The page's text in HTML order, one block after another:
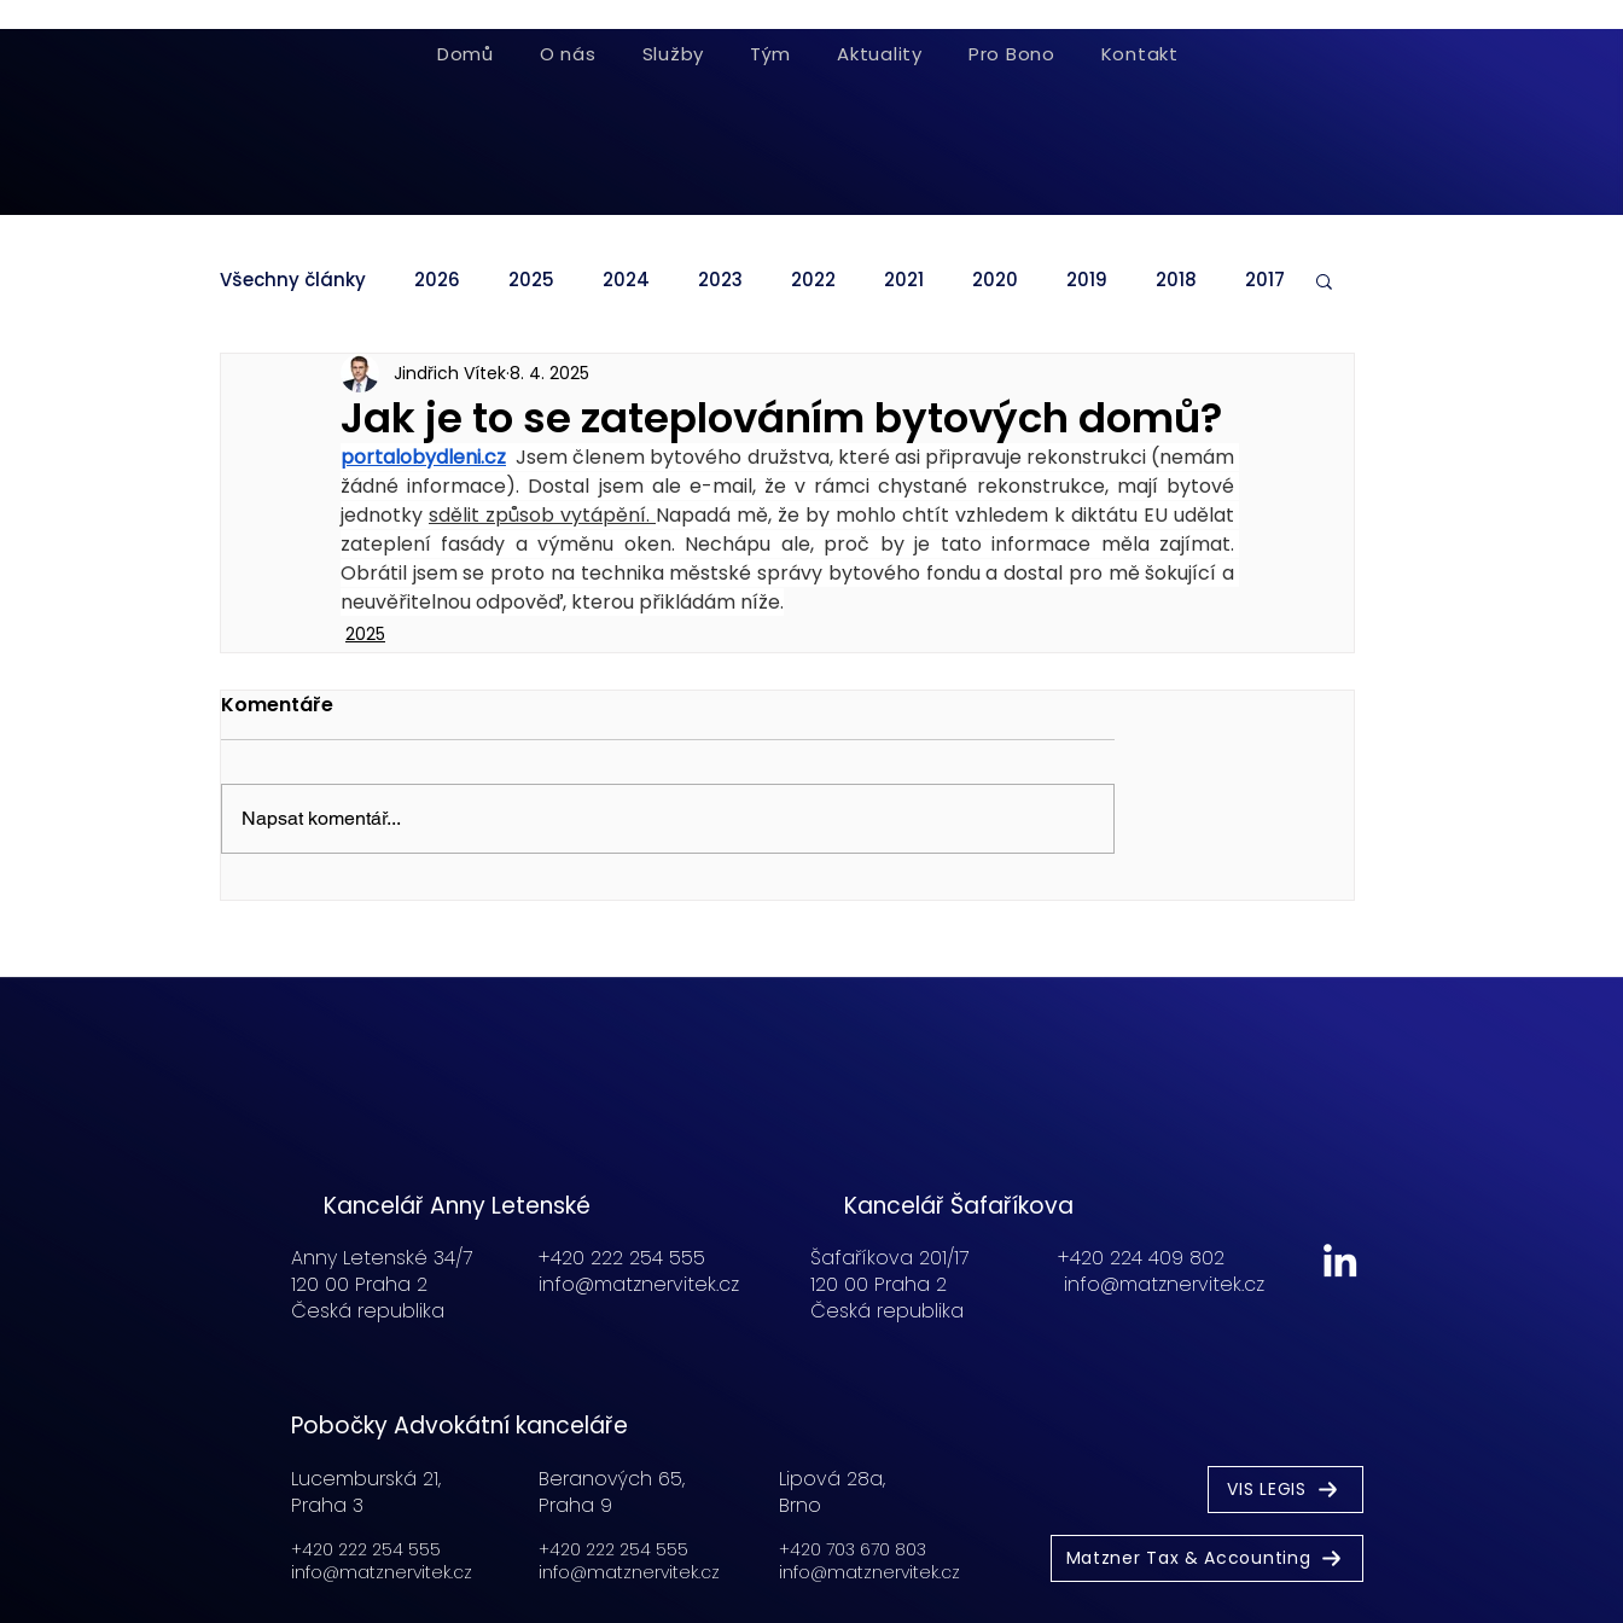
Domů O nás Služby Tým Aktuality Pro Bono Kontakt
Všechny články 2026 2025 2024 2023 2022 2021 2020 2019 2018 2017
Jak je to se zateplováním bytových domů?
Jindřich Vítek8. 4. 2025
portalobydleni.cz Jsem členem bytového družstva, které asi připravuje rekonstrukci (nemám
žádné informace). Dostal jsem ale e-mail, že v rámci chystané rekonstrukce, mají bytové
jednotky sdělit způsob vytápění. Napadá mě, že by mohlo chtít vzhledem k diktátu EU udělat
zateplení fasády a výměnu oken. Nechápu ale, proč by je tato informace měla zajímat.
Obrátil jsem se proto na technika městské správy bytového fondu a dostal pro mě šokující a
neuvěřitelnou odpověď, kterou přikládám níže.
2025
Komentáře
Napsat komentář...
Kancelář Anny Letenské
Anny Letenské 34/7
120 00 Praha 2
Česká republika
+420 222 254 555
info@matznervitek.cz
Kancelář Šafaříkova
Šafaříkova 201/17
120 00 Praha 2
Česká republika
+420 224 409 802
info@matznervitek.cz
Pobočky Advokátní kanceláře
Lucemburská 21,
Praha 3
+420 222 254 555
info@matznervitek.cz
Beranových 65,
Praha 9
+420 222 254 555
info@matznervitek.cz
Lipová 28a,
Brno
+420 703 670 803
info@matznervitek.cz
VIS LEGIS
Matzner Tax & Accounting